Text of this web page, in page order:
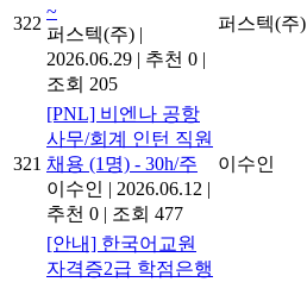
322
~
퍼스텍(주) |
2026.06.29 | 추천 0 |
조회 205
퍼스텍(주)
321
[PNL] 비엔나 공항
사무/회계 인턴 직원
채용 (1명) - 30h/주
이수인 | 2026.06.12 |
추천 0 | 조회 477
이수인
[안내] 한국어교원
자격증2급 학점은행